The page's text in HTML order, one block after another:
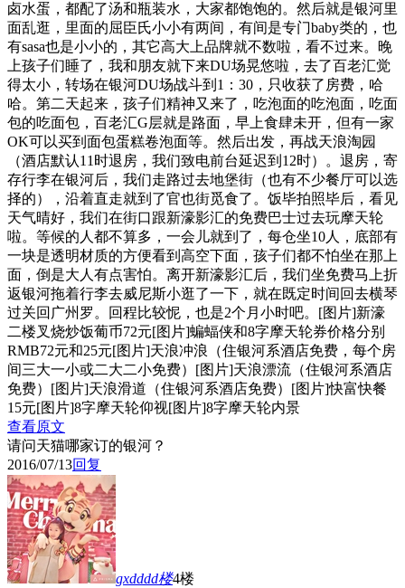
卤水蛋，都配了汤和瓶装水，大家都饱饱的。然后就是银河里
面乱逛，里面的屈臣氏小小有两间，有间是专门baby类的，也
有sasa也是小小的，其它高大上品牌就不数啦，看不过来。晚
上孩子们睡了，我和朋友就下来DU场晃悠啦，去了百老汇觉
得太小，转场在银河DU场战斗到1：30，只收获了房费，哈
哈。第二天起来，孩子们精神又来了，吃泡面的吃泡面，吃面
包的吃面包，百老汇G层就是路面，早上食肆未开，但有一家
OK可以买到面包蛋糕卷泡面等。然后出发，再战天浪淘园
（酒店默认11时退房，我们致电前台延迟到12时）。退房，寄
存行李在银河后，我们走路过去地堡街（也有不少餐厅可以选
择的），沿着直走就到了官也街觅食了。饭毕拍照毕后，看见
天气晴好，我们在街口跟新濠影汇的免费巴士过去玩摩天轮
啦。等候的人都不算多，一会儿就到了，每仓坐10人，底部有
一块是透明材质的方便看到高空下面，孩子们都不怕坐在那上
面，倒是大人有点害怕。离开新濠影汇后，我们坐免费马上折
返银河拖着行李去威尼斯小逛了一下，就在既定时间回去横琴
过关回广州罗。回程比较怩，也是2个月小时吧。[图片]新濠
二楼叉烧炒饭葡币72元[图片]蝙蝠侠和8字摩天轮券价格分别
RMB72元和25元[图片]天浪冲浪（住银河系酒店免费，每个房
间三大一小或二大二小免费）[图片]天浪漂流（住银河系酒店
免费）[图片]天浪滑道（住银河系酒店免费）[图片]快富快餐
15元[图片]8字摩天轮仰视[图片]8字摩天轮内景
查看原文
请问天猫哪家订的银河？
2016/07/13回复
gxdddd楼4楼